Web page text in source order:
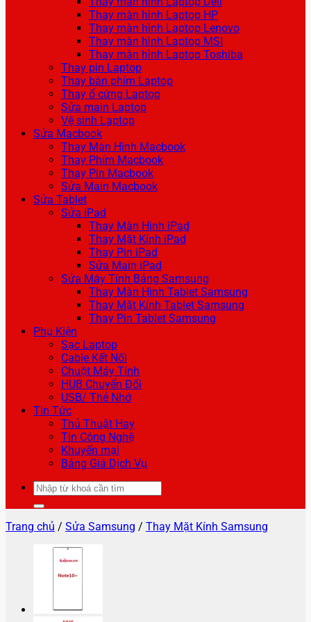
Thay màn hình Laptop HP
Thay màn hình Laptop Lenovo
Thay màn hình Laptop MSI
Thay màn hình Laptop Toshiba
Thay pin Laptop
Thay bàn phím Laptop
Thay ổ cứng Laptop
Sửa main Laptop
Vệ sinh Laptop
Sửa Macbook
Thay Màn Hình Macbook
Thay Phím Macbook
Thay Pin Macbook
Sửa Main Macbook
Sửa Tablet
Sửa iPad
Thay Màn Hình iPad
Thay Mặt Kính iPad
Thay Pin iPad
Sửa Main iPad
Sửa Máy Tính Bảng Samsung
Thay Màn Hình Tablet Samsung
Thay Mặt Kính Tablet Samsung
Thay Pin Tablet Samsung
Phụ Kiện
Sạc Laptop
Cable Kết Nối
Chuột Máy Tính
HUB Chuyển Đổi
USB/ Thẻ Nhớ
Tin Tức
Thủ Thuật Hay
Tin Công Nghệ
Khuyến mại
Bảng Giá Dịch Vụ
Tìm
kiếm:
Trang chủ / Sửa Samsung / Thay Mặt Kính Samsung